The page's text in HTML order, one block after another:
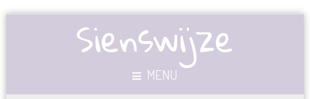
Sienswijze
MENU